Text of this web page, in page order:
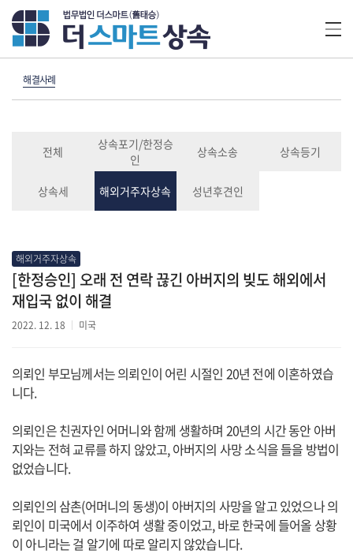
해결사례
전체
상속포기/한정승
인
상속소송 상속등기
상속세 해외거주자상속 성년후견인
해외거주자상속
[한정승인] 오래 전 연락 끊긴 아버지의 빚도 해외에서
재입국 없이 해결
2022. 12. 18 미국
의뢰인 부모님께서는 의뢰인이 어린 시절인 20년 전에 이혼하였습
니다.
의뢰인은 친권자인 어머니와 함께 생활하며 20년의 시간 동안 아버
지와는 전혀 교류를 하지 않았고, 아버지의 사망 소식을 들을 방법이
없었습니다.
의뢰인의 삼촌(어머니의 동생)이 아버지의 사망을 알고 있었으나 의
뢰인이 미국에서 이주하여 생활 중이었고, 바로 한국에 들어올 상황
이 아니라는 걸 알기에 따로 알리지 않았습니다.